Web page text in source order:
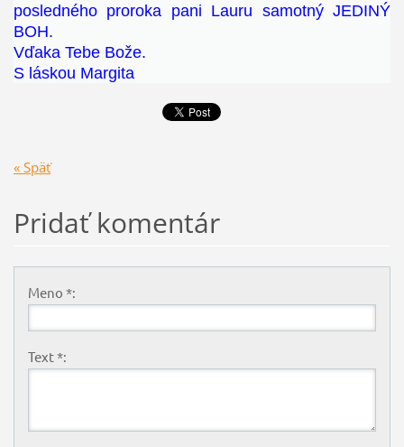
posledného proroka pani Lauru samotný JEDINÝ
BOH.
Vďaka Tebe Bože.
S láskou Margita
« Späť
Pridať komentár
Meno *:
Text *: